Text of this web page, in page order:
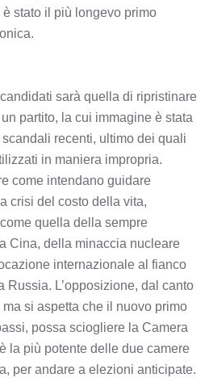
stato il più longevo primo
sarà quella di ripristinare
partito, la cui immagine è stata
recenti, ultimo dei quali
in maniera impropria.
come intendano guidare
crisi del costo della vita,
quella della sempre
Cina, della minaccia nucleare
internazionale al fianco
Russia. L’opposizione, dal canto
si aspetta che il nuovo primo
possa sciogliere la Camera
la più potente delle due camere
per andare a elezioni anticipate.